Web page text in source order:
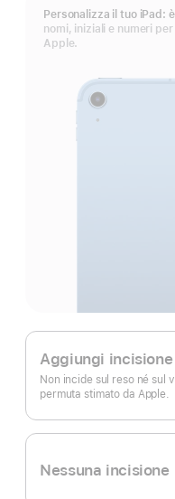
Personalizza il tuo iPad:
nomi, iniziali e numeri
Apple.
Aggiungi incisione
Non incide sul reso né sul
permuta stimato da Apple.
Nessuna incisione